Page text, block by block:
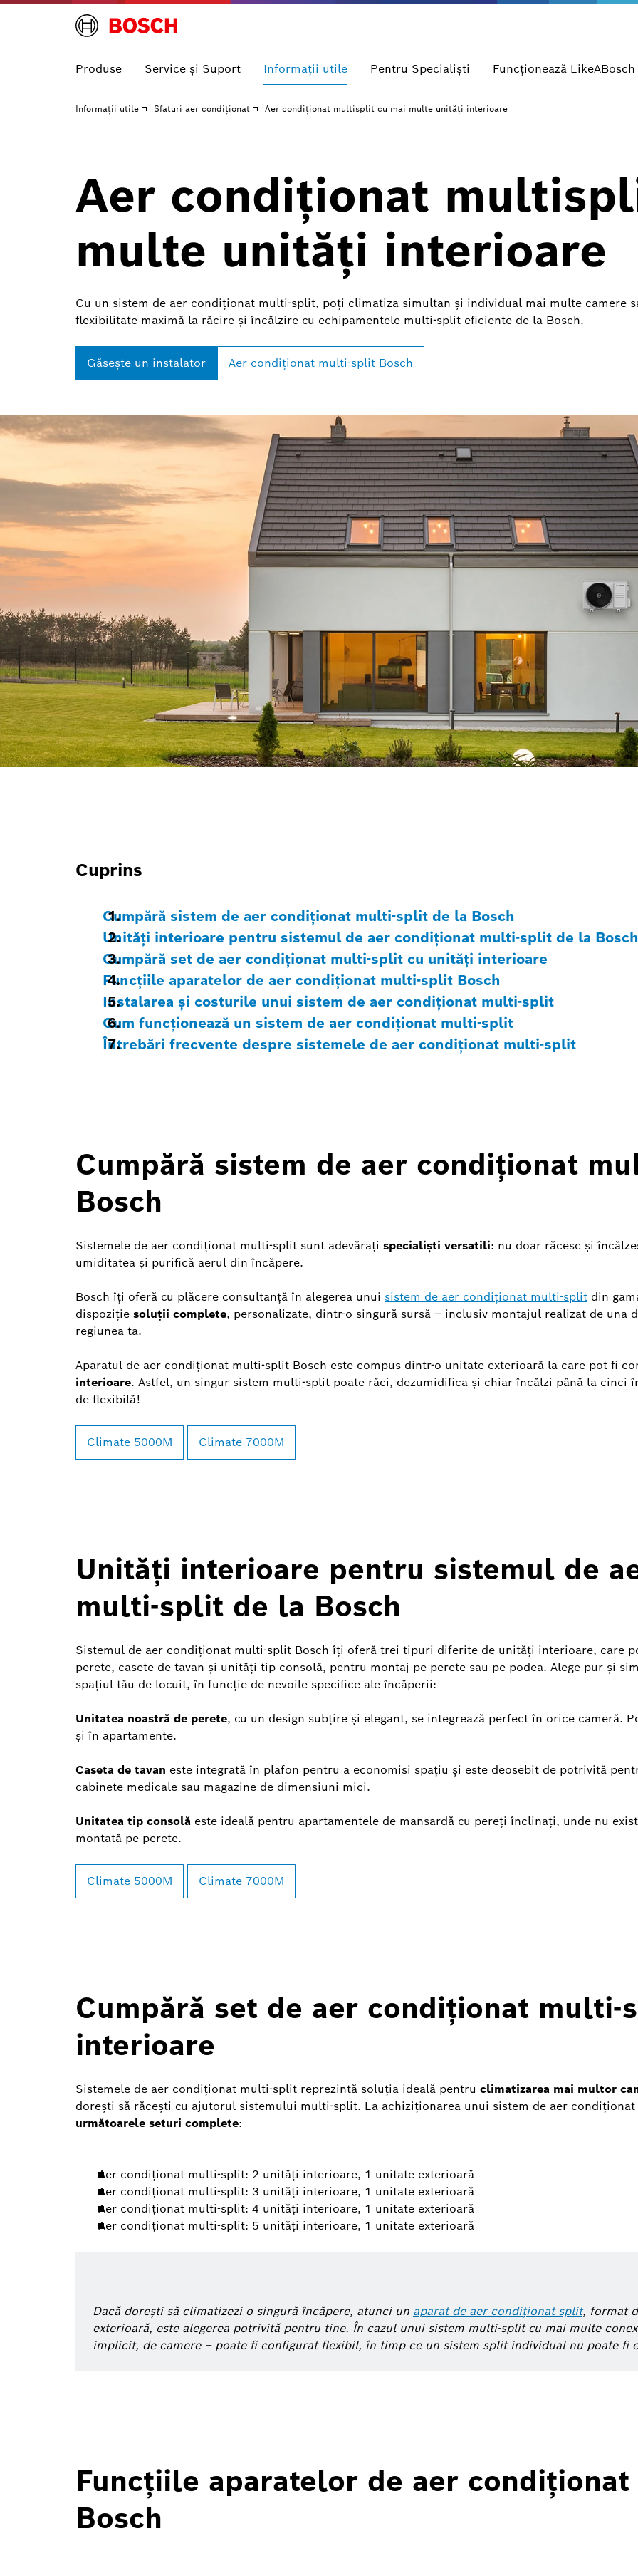
Produse Service și Suport Informaţii utile Pentru Specialişti Funcționează LikeABosch
Informaţii utile Sfaturi aer condiționat Aer condiționat multisplit cu mai multe unități interioare
Aer condiționat
multe unități interioare
Cu un sistem de aer condiționat multi-split, poți climatiza simultan și individual mai multe camere
flexibilitate maximă la răcire și încălzire cu echipamentele multi-split eficiente de la Bosch.
Găsește un instalator Aer condiționat multi-split Bosch
Cuprins
Cumpără sistem de aer condiționat multi-split de la Bosch
Unități interioare pentru sistemul de aer condiționat multi-split de la Bosch
Cumpără set de aer condiționat multi-split cu unități interioare
Funcțiile aparatelor de aer condiționat multi-split Bosch
Instalarea și costurile unui sistem de aer condiționat multi-split
Cum funcționează un sistem de aer condiționat multi-split
Întrebări frecvente despre sistemele de aer condiționat multi-split
Cumpără sistem de aer condiționat
Bosch
Sistemele de aer condiționat multi-split sunt adevărați specialiști versatili: nu doar răcesc și
umiditatea și purifică aerul din încăpere.
Bosch îți oferă cu plăcere consultanță în alegerea unui sistem de aer condiționat multi-split din
dispoziție soluții complete, personalizate, dintr-o singură sursă – inclusiv montajul realizat de una
regiunea ta.
Aparatul de aer condiționat multi-split Bosch este compus dintr-o unitate exterioară la care pot fi
interioare. Astfel, un singur sistem multi-split poate răci, dezumidifica și chiar încălzi până la cinci
de flexibilă!
Climate 5000M Climate 7000M
Unități interioare pentru sistemul de
multi-split de la Bosch
Sistemul de aer condiționat multi-split Bosch îți oferă trei tipuri diferite de unități interioare, care
perete, casete de tavan și unități tip consolă, pentru montaj pe perete sau pe podea. Alege pur și
spațiul tău de locuit, în funcție de nevoile specifice ale încăperii:
Unitatea noastră de perete, cu un design subțire și elegant, se integrează perfect în orice cameră.
și în apartamente.
Caseta de tavan este integrată în plafon pentru a economisi spațiu și este deosebit de potrivită
cabinete medicale sau magazine de dimensiuni mici.
Unitatea tip consolă este ideală pentru apartamentele de mansardă cu pereți înclinați, unde nu
montată pe perete.
Climate 5000M Climate 7000M
Cumpără set de aer condiționat
interioare
Sistemele de aer condiționat multi-split reprezintă soluția ideală pentru climatizarea mai multor
dorești să răcești cu ajutorul sistemului multi-split. La achiziționarea unui sistem de aer
următoarele seturi complete:
Aer condiționat multi-split: 2 unități interioare, 1 unitate exterioară
Aer condiționat multi-split: 3 unități interioare, 1 unitate exterioară
Aer condiționat multi-split: 4 unități interioare, 1 unitate exterioară
Aer condiționat multi-split: 5 unități interioare, 1 unitate exterioară
Dacă dorești să climatizezi o singură încăpere, atunci un aparat de aer condiționat split, format
exterioară, este alegerea potrivită pentru tine. În cazul unui sistem multi-split cu mai multe
implicit, de camere – poate fi configurat flexibil, în timp ce un sistem split individual nu poate fi
Funcțiile aparatelor de aer
Bosch